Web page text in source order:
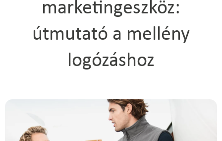
marketingeszköz:
útmutató a mellény
logózáshoz